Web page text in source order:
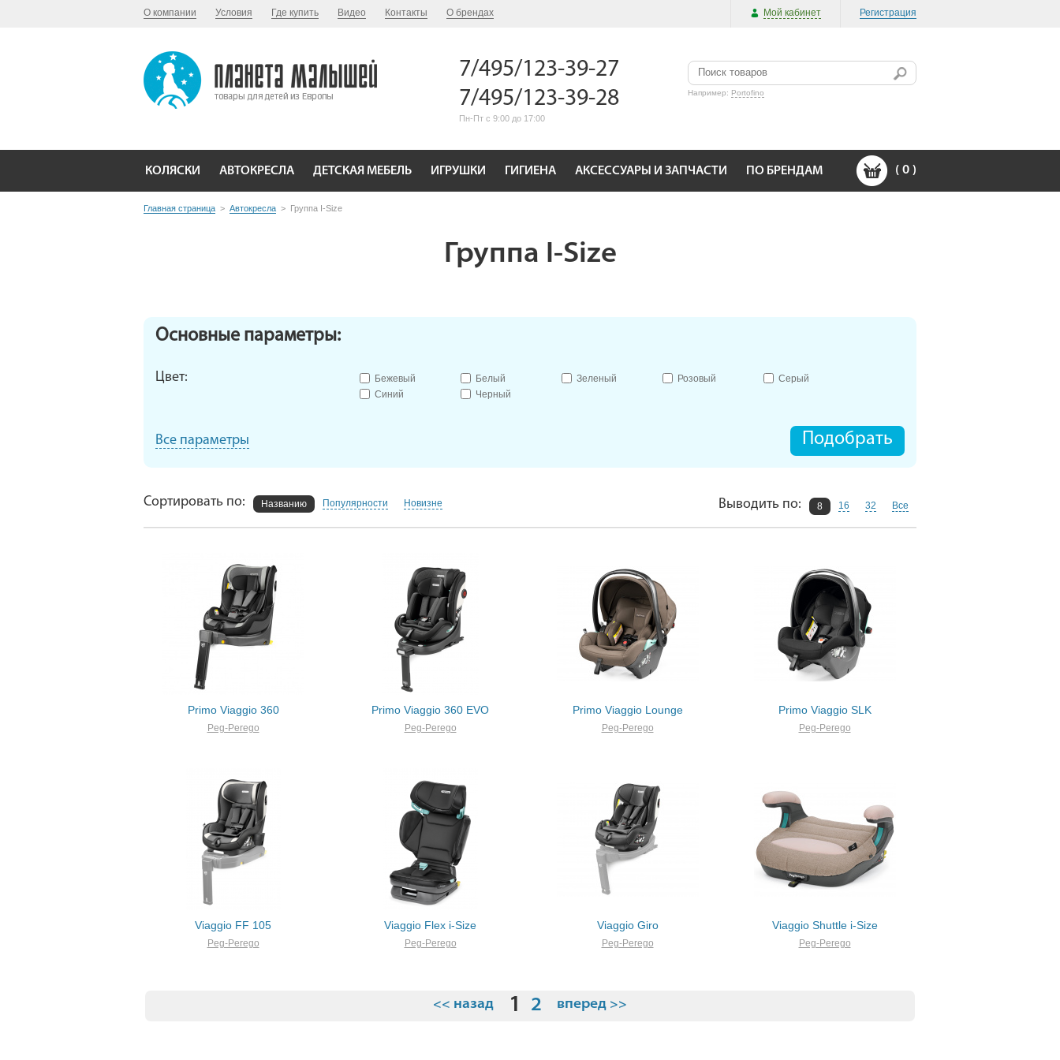
О компании Условия Где купить Видео Контакты О брендах Мой кабинет Регистрация
7/495/123-39-27
7/495/123-39-28
Пн-Пт с 9:00 до 17:00
Например: Portofino
КОЛЯСКИ АВТОКРЕСЛА ДЕТСКАЯ МЕБЕЛЬ ИГРУШКИ ГИГИЕНА АКСЕССУАРЫ И ЗАПЧАСТИ ПО БРЕНДАМ ( 0 )
Главная страница > Автокресла > Группа I-Size
Группа I-Size
Основные параметры:
Цвет: Бежевый Белый Зеленый Розовый
Серый
Синий
Черный
Все параметры Подобрать
Сортировать по: Названию Популярности Новизне Выводить по: 8 16 32 Все
Primo Viaggio 360
Peg-Perego
Primo Viaggio 360 EVO
Peg-Perego
Primo Viaggio Lounge
Peg-Perego
Primo Viaggio SLK
Peg-Perego
Viaggio FF 105
Peg-Perego
Viaggio Flex i-Size
Peg-Perego
Viaggio Giro
Peg-Perego
Viaggio Shuttle i-Size
Peg-Perego
<< назад 1 2 вперед >>